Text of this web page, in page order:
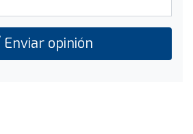
Enviar opinión